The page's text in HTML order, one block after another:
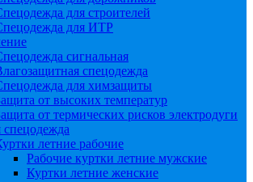
для строителей
для ИТР
сигнальная
спецодежда
для химзащиты
от высоких температур
от термических рисков электродуги
спецодежда
летние рабочие
Рабочие куртки летние мужские
Куртки летние женские